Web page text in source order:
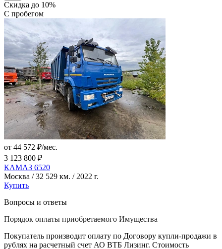
Скидка до 10%
С пробегом
от 44 572 ₽/мес.
3 123 800 ₽
КАМАЗ 6520
Москва / 32 529 км. / 2022 г.
Купить
Вопросы и ответы
Порядок оплаты приобретаемого Имущества
Покупатель производит оплату по Договору купли-продажи в
рублях на расчетный счет АО ВТБ Лизинг. Стоимость